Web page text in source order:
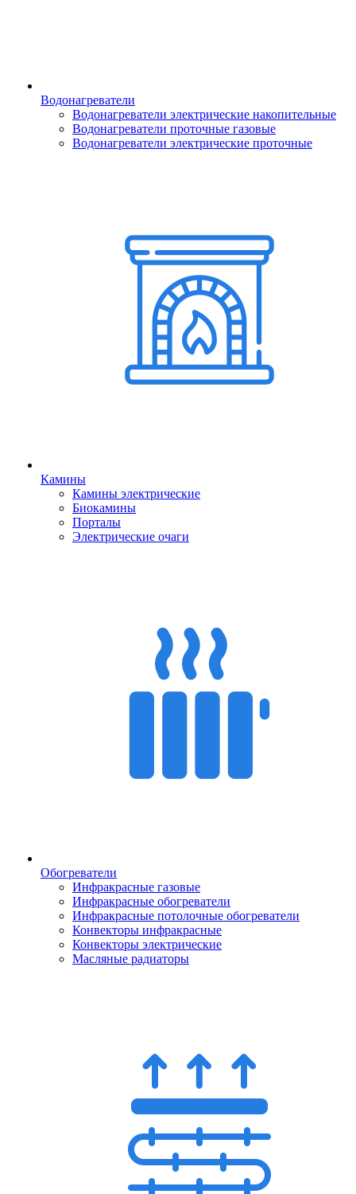
Водонагреватели
Водонагреватели электрические накопительные
Водонагреватели проточные газовые
Водонагреватели электрические проточные
Камины
Камины электрические
Биокамины
Порталы
Электрические очаги
Обогреватели
Инфракрасные газовые
Инфракрасные обогреватели
Инфракрасные потолочные обогреватели
Конвекторы инфракрасные
Конвекторы электрические
Масляные радиаторы